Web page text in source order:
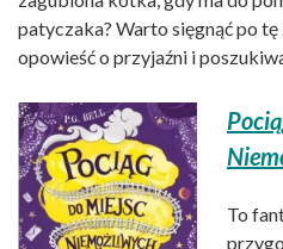
patyczaka? Warto sięgnąć po
opowieść o przyjaźni i
To